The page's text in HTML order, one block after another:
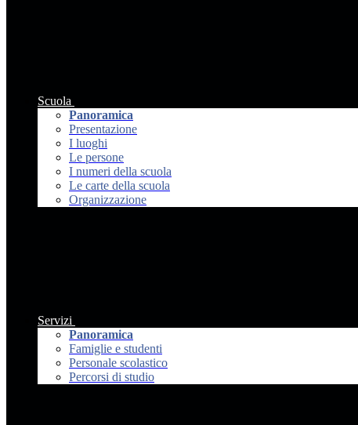
Scuola
Panoramica
Presentazione
I luoghi
Le persone
I numeri della scuola
Le carte della scuola
Organizzazione
Servizi
Panoramica
Famiglie e studenti
Personale scolastico
Percorsi di studio